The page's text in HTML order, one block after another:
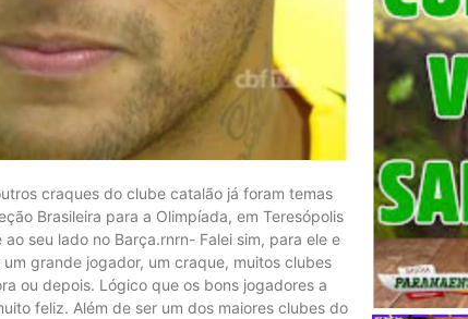
craques do clube catalão já foram temas
Brasileira para a Olimpíada, em Teresópolis
seu lado no Barça.rnrn- Falei sim, para ele e
grande jogador, um craque, muitos clubes
ou depois. Lógico que os bons jogadores a
feliz. Além de ser um dos maiores clubes do